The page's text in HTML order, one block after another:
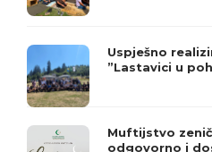
Uspješno
”Lastavici u
Muftijstvo
odgovorno i